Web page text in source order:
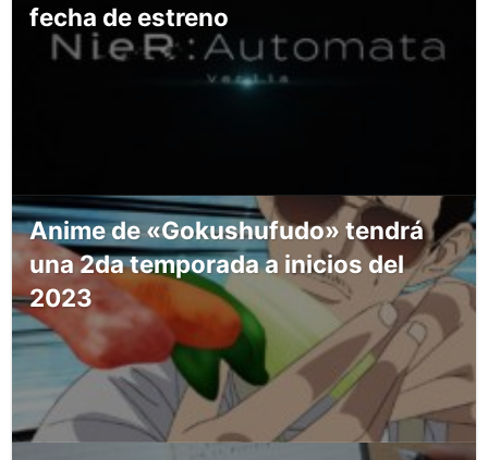
fecha de estreno
Anime de «Gokushufudo» tendrá
una 2da temporada a inicios del
2023